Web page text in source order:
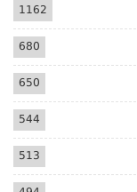
1162
680
650
544
513